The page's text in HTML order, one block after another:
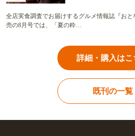
全店実食調査でお届けするグルメ情報誌『おと
売の8月号では、「夏の粋…
詳細・購入はこ
既刊の一覧